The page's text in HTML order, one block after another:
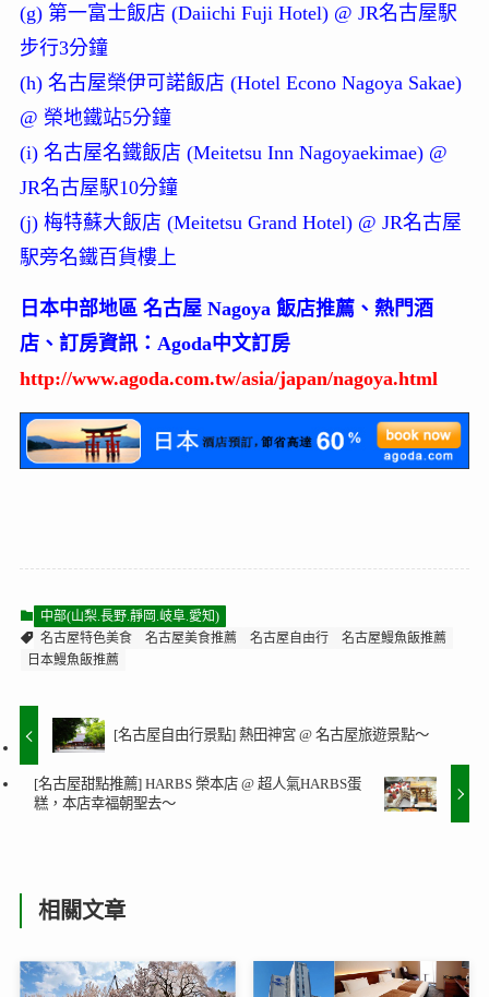
(g) 第一富士飯店 (Daiichi Fuji Hotel) @ JR名古屋駅
步行3分鐘
(h) 名古屋榮伊可諾飯店 (Hotel Econo Nagoya Sakae)
@ 榮地鐵站5分鐘
(i) 名古屋名鐵飯店 (Meitetsu Inn Nagoyaekimae) @
JR名古屋駅10分鐘
(j) 梅特蘇大飯店 (Meitetsu Grand Hotel) @ JR名古屋
駅旁名鐵百貨樓上
日本中部地區 名古屋 Nagoya 飯店推薦、熱門酒
店、訂房資訊：Agoda中文訂房
http://www.agoda.com.tw/asia/japan/nagoya.html
中部(山梨.長野.靜岡.岐阜.愛知)
名古屋特色美食
名古屋美食推薦 名古屋自由行
名古屋鰻魚飯推薦
日本鰻魚飯推薦
[名古屋自由行景點] 熱田神宮 @ 名古屋旅遊景點～
[名古屋甜點推薦] HARBS 榮本店 @ 超人氣HARBS蛋
糕，本店幸福朝聖去～
相關文章